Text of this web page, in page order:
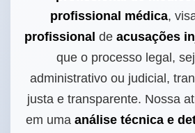
profissional médica,
profissional de acusações
que o processo legal,
administrativo ou judicial,
justa e transparente. Nossa
em uma análise técnica e